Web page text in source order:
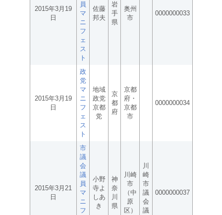
2015年3月19
日
員
マ
ニ
フ
ェ
ス
ト
佐藤
邦夫
岩
手
県
奥州
市
0000000033
2015年3月19
日
政
党
マ
ニ
フ
ェ
ス
ト
地域
政党
京都
党
京
都
府
京都
府・
京都
市
0000000034
2015年3月21
日
市
議
会
議
員
マ
ニ
フ
小野
寺よ
しあ
き
神
奈
川
県
川崎
市
（中
原
区）
川
崎
市
議
会
議
0000000037